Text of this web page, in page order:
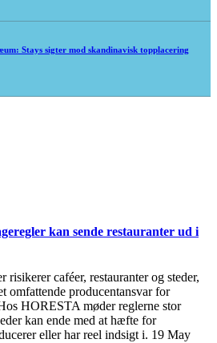
Stays sigter mod skandinavisk topplacering
kan sende restauranter ud i
risikerer caféer, restauranter og steder,
omfattende producentansvar for
HORESTA møder reglerne stor
kan ende med at hæfte for
eller har reel indsigt i. 19 May